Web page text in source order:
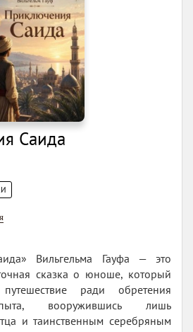
Саида
Вильгельма Гауфа — это
сказка о юноше, который
ради обретения
вооружившись лишь
и таинственным серебряным